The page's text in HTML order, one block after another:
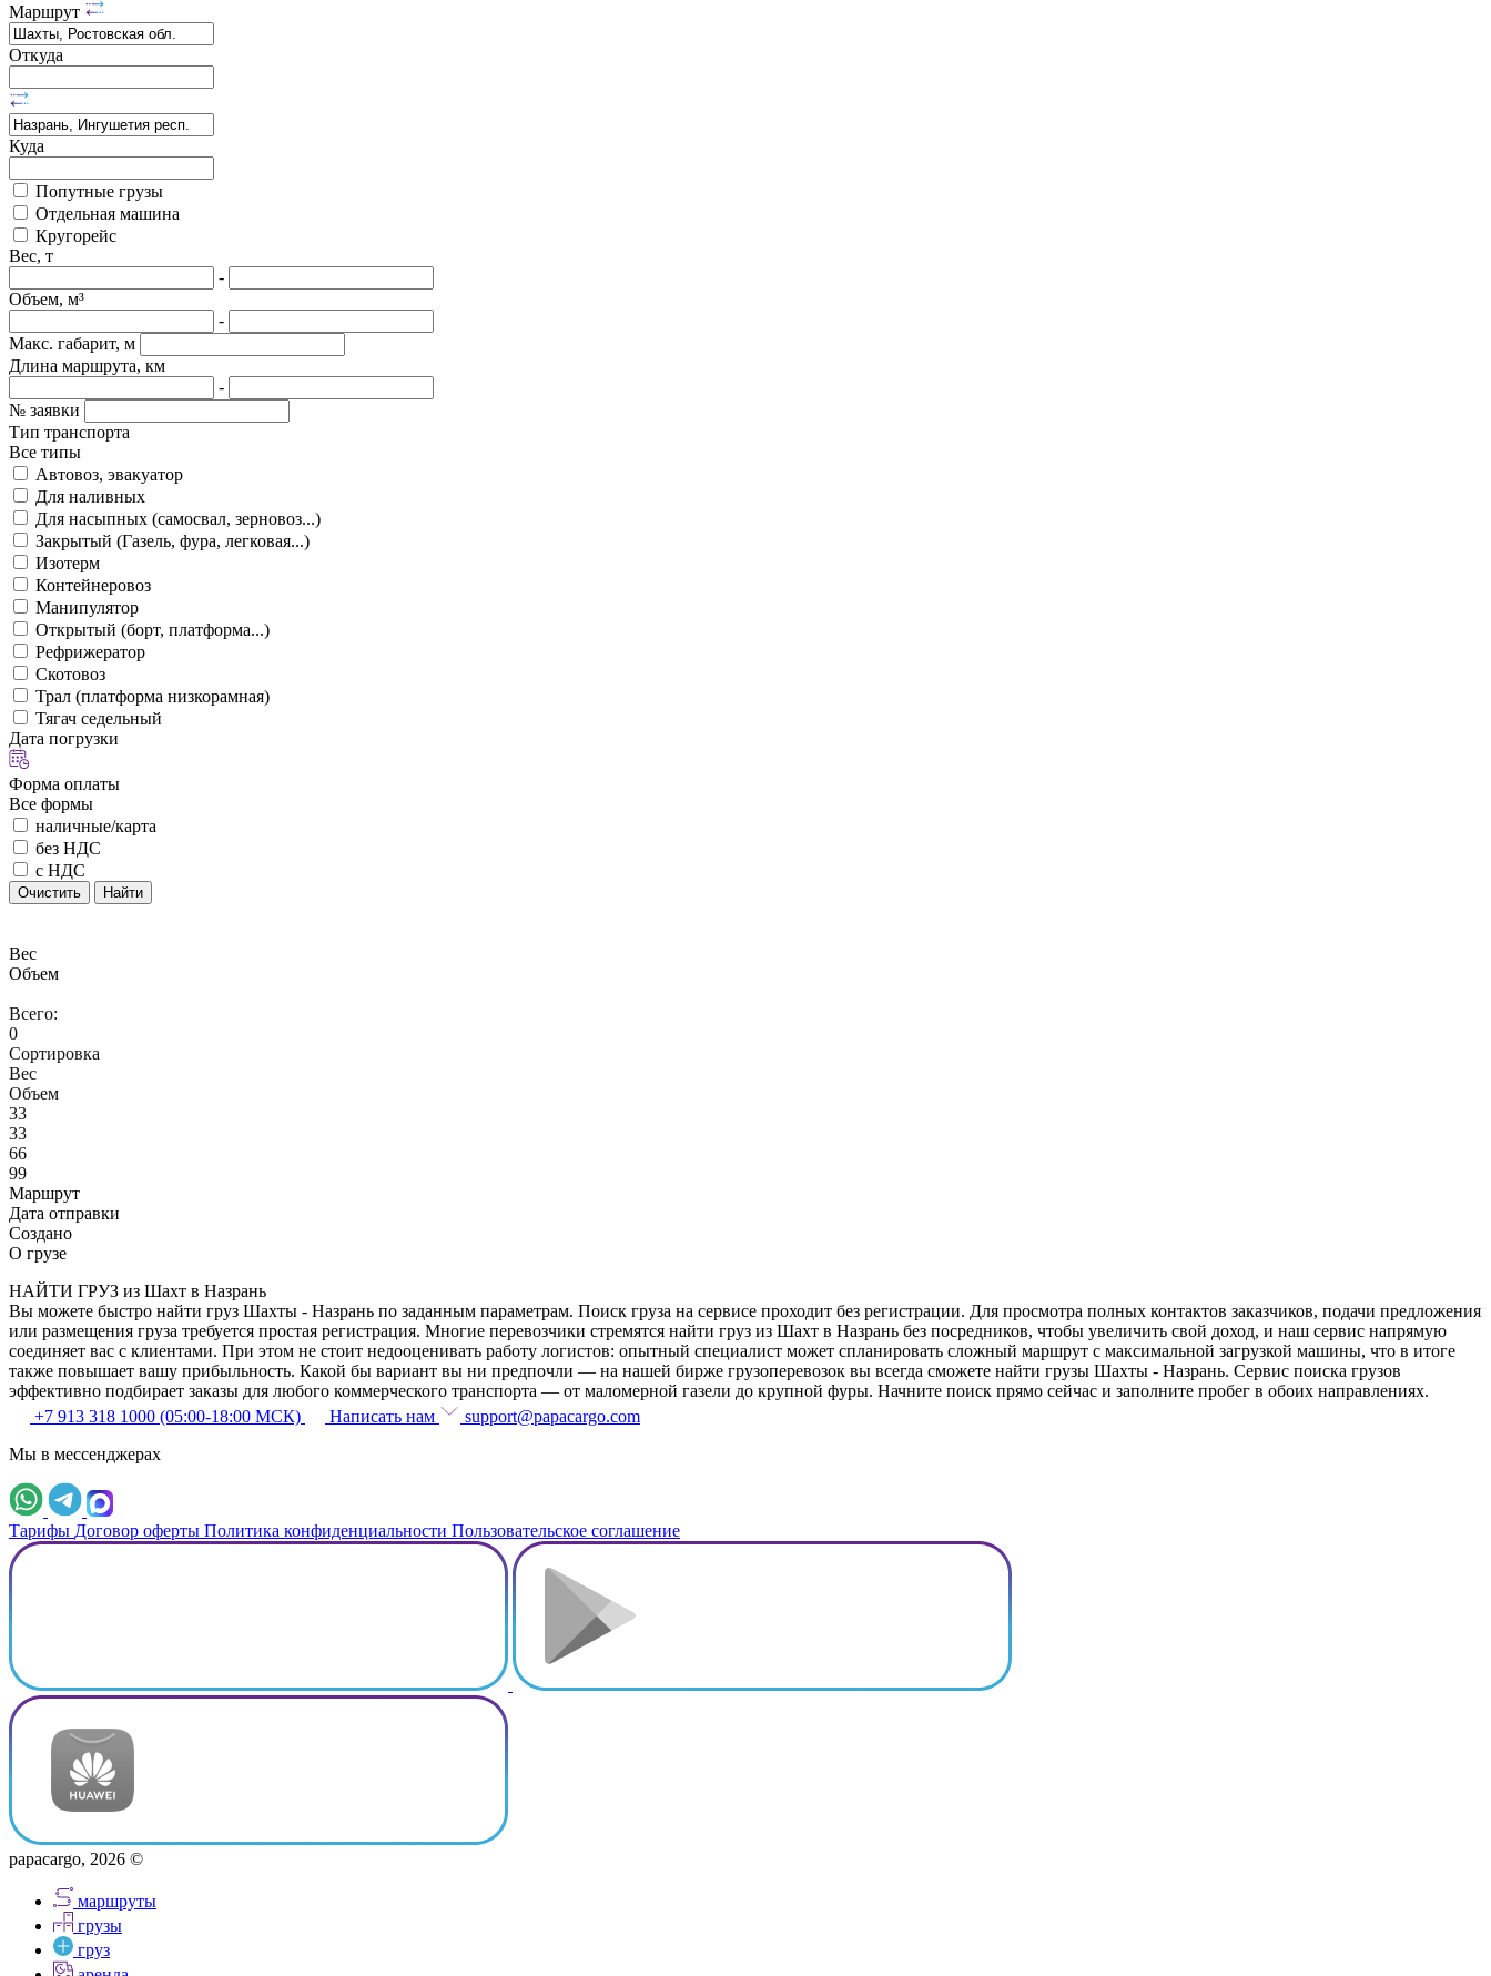
Маршрут
Откуда
Куда
Попутные грузы
Отдельная машина
Кругорейс
Вес, т
-
Объем, м³
-
Макс. габарит, м
Длина маршрута, км
-
№ заявки
Тип транспорта
Все типы
Автовоз, эвакуатор
Для наливных
Для насыпных (самосвал, зерновоз...)
Закрытый (Газель, фура, легковая...)
Изотерм
Контейнеровоз
Манипулятор
Открытый (борт, платформа...)
Рефрижератор
Скотовоз
Трал (платформа низкорамная)
Тягач седельный
Дата погрузки
Форма оплаты
Все формы
наличные/карта
без НДС
с НДС
Очистить Найти
Вес
Объем
Всего:
0
Сортировка
Вес
Объем
33
33
66
99
Маршрут
Дата отправки
Создано
О грузе
НАЙТИ ГРУЗ из Шахт в Назрань
Вы можете быстро найти груз Шахты - Назрань по заданным параметрам. Поиск груза на сервисе проходит без регистрации. Для просмотра полных контактов заказчиков, подачи предложения
или размещения груза требуется простая регистрация. Многие перевозчики стремятся найти груз из Шахт в Назрань без посредников, чтобы увеличить свой доход, и наш сервис напрямую
соединяет вас с клиентами. При этом не стоит недооценивать работу логистов: опытный специалист может спланировать сложный маршрут с максимальной загрузкой машины, что в итоге
также повышает вашу прибыльность. Какой бы вариант вы ни предпочли — на нашей бирже грузоперевозок вы всегда сможете найти грузы Шахты - Назрань. Сервис поиска грузов
эффективно подбирает заказы для любого коммерческого транспорта — от маломерной газели до крупной фуры. Начните поиск прямо сейчас и заполните пробег в обоих направлениях.
+7 913 318 1000 (05:00-18:00 МСК)
Написать нам
support@papacargo.com
Мы в мессенджерах
Тарифы Договор оферты Политика конфиденциальности Пользовательское соглашение
papacargo, 2026 ©
маршруты
грузы
груз